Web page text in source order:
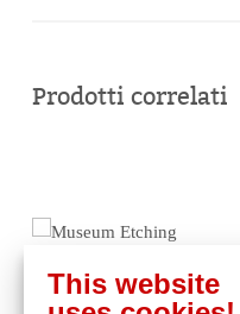
Prodotti correlati
This website